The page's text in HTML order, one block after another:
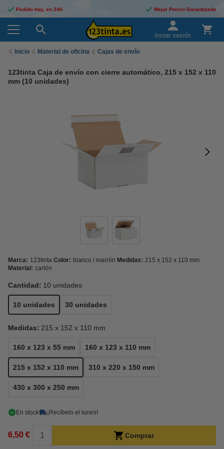
Pedido hoy, en 24h Mejor Precio Garantizado
Iniciar sesión
Inicio Material de oficina Cajas de envío
123tinta Caja de envío con cierre automático, 215 x 152 x 110
mm (10 unidades)
Marca: 123tinta Color: blanco / marrón Medidas: 215 x 152 x 110 mm
Material: cartón
Cantidad: 10 unidades
10 unidades 30 unidades
Medidas: 215 x 152 x 110 mm
160 x 123 x 55 mm 160 x 123 x 110 mm
215 x 152 x 110 mm 310 x 220 x 150 mm
430 x 300 x 250 mm
En stock ¡Recíbelo el lunes!
6,50 € Comprar